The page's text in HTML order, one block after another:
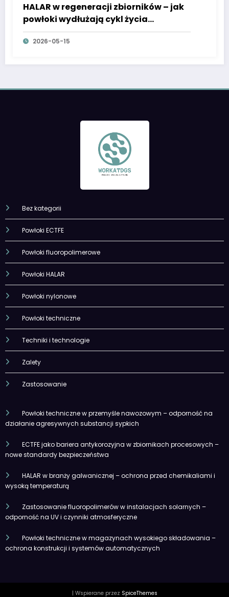
HALAR w regeneracji zbiorników – jak
powłoki wydłużają cykl życia
konstrukcji?
2026-05-15
Bez kategorii
Powłoki ECTFE
Powłoki fluoropolimerowe
Powłoki HALAR
Powłoki nylonowe
Powłoki techniczne
Techniki i technologie
Zalety
Zastosowanie
Powłoki techniczne w przemyśle nawozowym – odporność na
działanie agresywnych substancji sypkich
ECTFE jako bariera antykorozyjna w zbiornikach procesowych –
nowe standardy bezpieczeństwa
HALAR w branży galwanicznej – ochrona przed chemikaliami i
wysoką temperaturą
Zastosowanie fluoropolimerów w instalacjach solarnych –
odporność na UV i czynniki atmosferyczne
Powłoki techniczne w magazynach wysokiego składowania –
ochrona konstrukcji i systemów automatycznych
| Wspierane przez SpiceThemes